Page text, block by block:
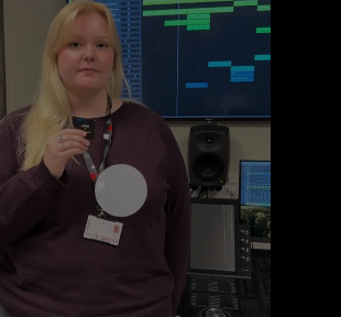
Åpne videospilleren